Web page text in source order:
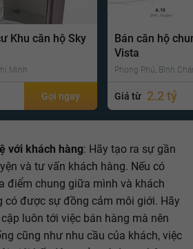
Khu căn hộ Sky
Minh
Gọi ngay
Bán căn hộ
Vista
Phong Phú, Bình
Giá từ 2.2 tỷ
với khách hàng: Hãy tạo ra sự gần
và tư vấn khách hàng. Nếu có
điểm chung giữa mình và khách
có được sự đồng cảm môi giới. Hãy
luôn tới việc bán hàng mà nên
cũng như nhu cầu của khách, việc